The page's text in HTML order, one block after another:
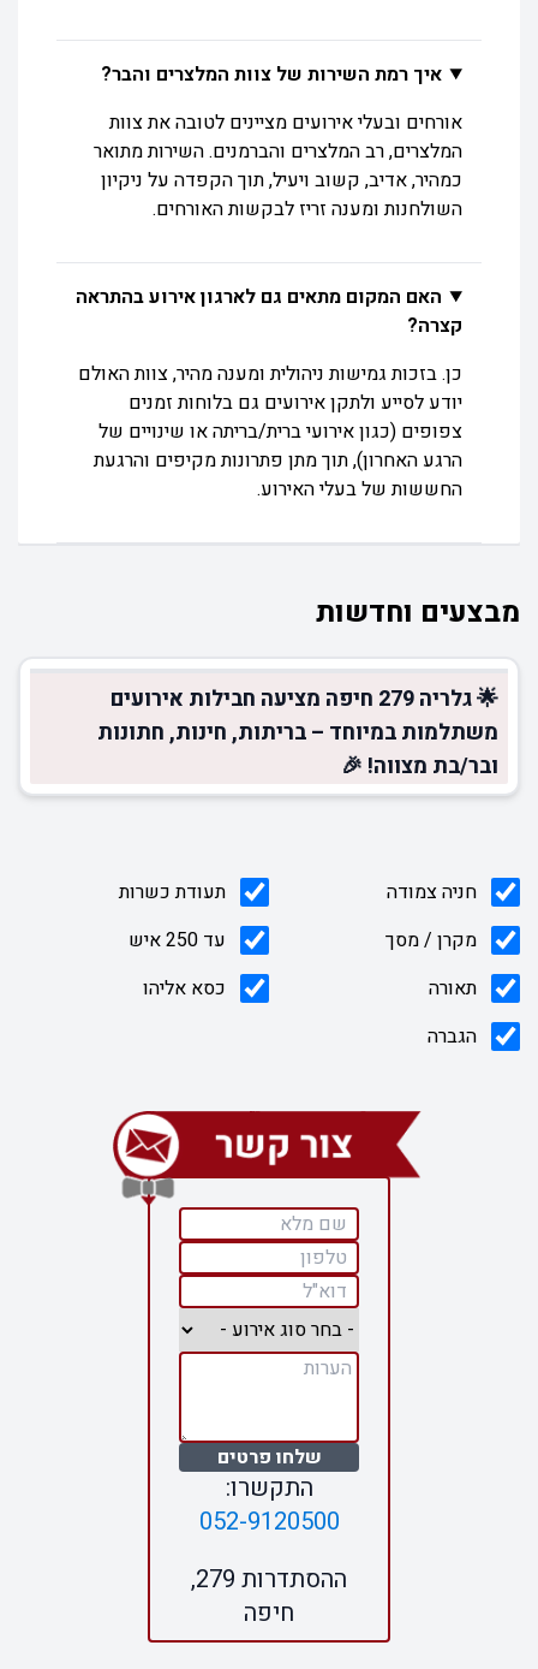
איך רמת השירות של צוות המלצרים והבר?
אורחים ובעלי אירועים מציינים לטובה את צוות
המלצרים, רב המלצרים והברמנים. השירות מתואר
כמהיר, אדיב, קשוב ויעיל, תוך הקפדה על ניקיון
השולחנות ומענה זריז לבקשות האורחים.
האם המקום מתאים גם לארגון אירוע בהתראה
קצרה?
כן. בזכות גמישות ניהולית ומענה מהיר, צוות האולם
יודע לסייע ולתקן אירועים גם בלוחות זמנים
צפופים (כגון אירועי ברית/בריתה או שינויים של
הרגע האחרון), תוך מתן פתרונות מקיפים והרגעת
החששות של בעלי האירוע.
מבצעים וחדשות
🌟 גלריה 279 חיפה מציעה חבילות אירועים
משתלמות במיוחד – בריתות, חינות, חתונות
ובר/בת מצווה! 🎉
חניה צמודה
תעודת כשרות
מקרן / מסך
עד 250 איש
תאורה
כסא אליהו
הגברה
שלחו פרטים
התקשרו:
052-9120500
ההסתדרות 279,
חיפה